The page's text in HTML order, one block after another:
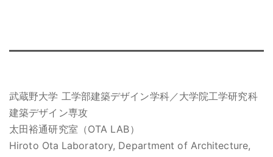
シ
ン
武蔵野大学 工学部建築デザイン学科／大学院工学研究科
建築デザイン専攻
太田裕通研究室（OTA LAB）
Hiroto Ota Laboratory, Department of Architecture,